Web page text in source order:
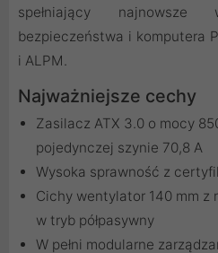
spełniający najnowsze
bezpieczeństwa i komputera
i ALPM.
Najważniejsze cechy
Zasilacz ATX 3.0 o mocy
pojedynczej szynie 70,8 A
Wysoka sprawność z
Cichy wentylator 140 mm z
w tryb półpasywny
W pełni modularne